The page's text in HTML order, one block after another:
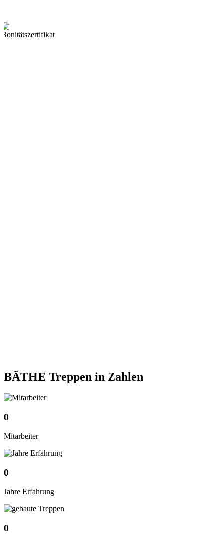
BÄTHE Treppen in Zahlen
0
Mitarbeiter
0
Jahre Erfahrung
0